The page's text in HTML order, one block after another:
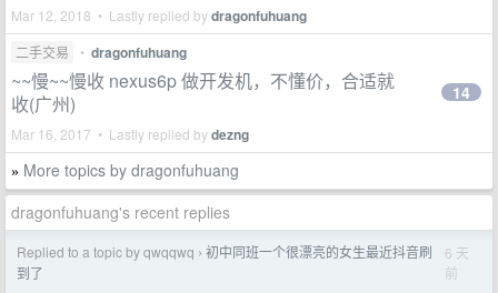
Mar 12, 2018 • Lastly replied bydragonfuhuang
二手交易 • dragonfuhuang
~~慢~~慢收 nexus6p 做开发机，不懂价，合适就
收(广州)
Mar 16, 2017 • Lastly replied bydezng
14
» More topics by dragonfuhuang
dragonfuhuang's recent replies
Replied to a topic by qwqqwq › 初中同班一个很漂亮的女生最近抖音刷
到了
6 天
前